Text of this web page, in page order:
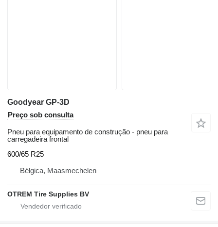
Goodyear GP-3D
Preço sob consulta
Pneu para equipamento de construção - pneu para
carregadeira frontal
600/65 R25
Bélgica, Maasmechelen
OTREM Tire Supplies BV